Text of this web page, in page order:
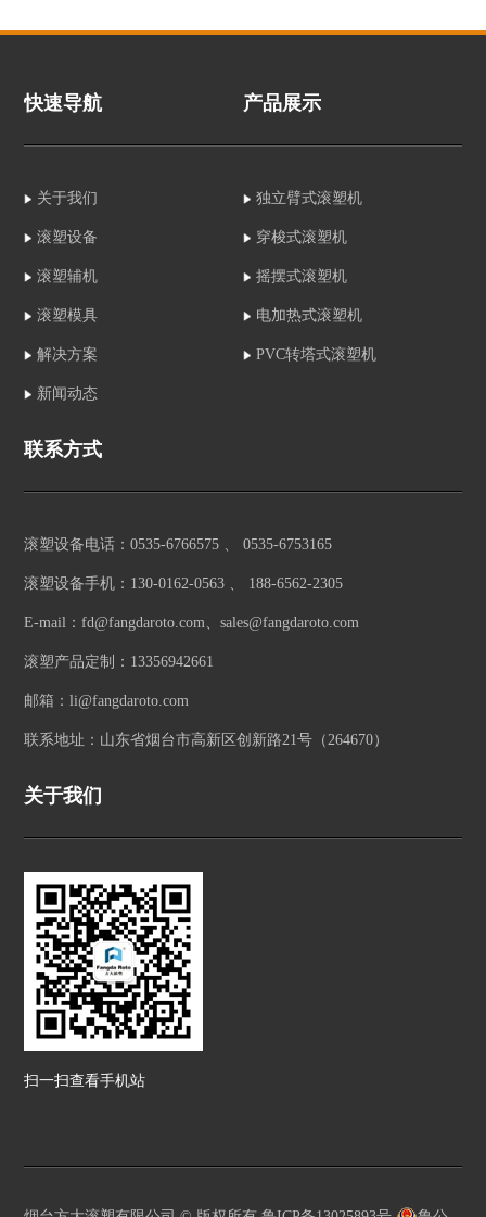
快速导航
关于我们
滚塑设备
滚塑辅机
滚塑模具
解决方案
新闻动态
产品展示
独立臂式滚塑机
穿梭式滚塑机
摇摆式滚塑机
电加热式滚塑机
PVC转塔式滚塑机
联系方式
滚塑设备电话：0535-6766575 、 0535-6753165
滚塑设备手机：130-0162-0563 、 188-6562-2305
E-mail：fd@fangdaroto.com、sales@fangdaroto.com
滚塑产品定制：13356942661
邮箱：li@fangdaroto.com
联系地址：山东省烟台市高新区创新路21号（264670）
关于我们
扫一扫查看手机站